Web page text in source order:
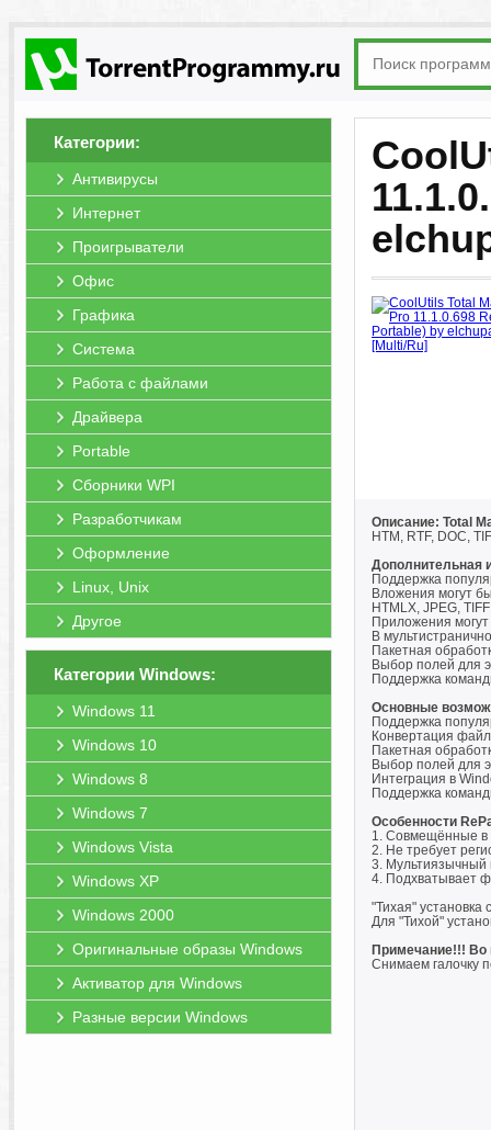
Категории:
Антивирусы
Интернет
Проигрыватели
Офис
Графика
Система
Работа с файлами
Драйвера
Portable
Сборники WPI
Разработчикам
Оформление
Linux, Unix
Другое
Категории Windows:
Windows 11
Windows 10
Windows 8
Windows 7
Windows Vista
Windows XP
Windows 2000
Оригинальные образы Windows
Активатор для Windows
Разные версии Windows
Описание: Total
HTM, RTF, DOC,
Дополнительная
Поддержка
Вложения могут
HTMLX, JPEG,
Приложения
В
Пакетная
Выбор полей для
Поддержка
Основные
Поддержка
Конвертация
Пакетная
Выбор полей для
Интеграция в
Поддержка
Особенности
1. Совмещённые в
2. Не требует
3. Мультиязычный
4. Подхватывает
"Тихая"
Для "Тихой"
Примечание!!! Во
Снимаем галочку